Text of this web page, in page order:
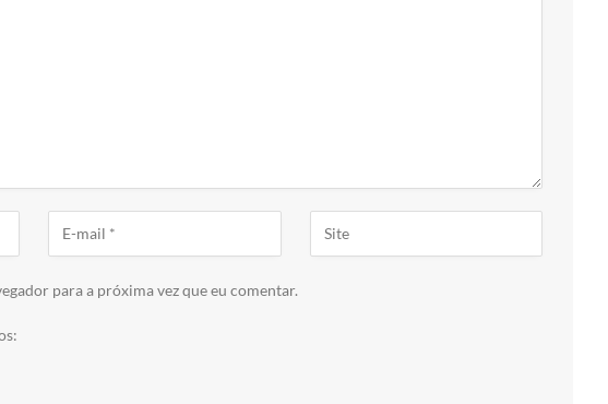
para a próxima vez que eu comentar.